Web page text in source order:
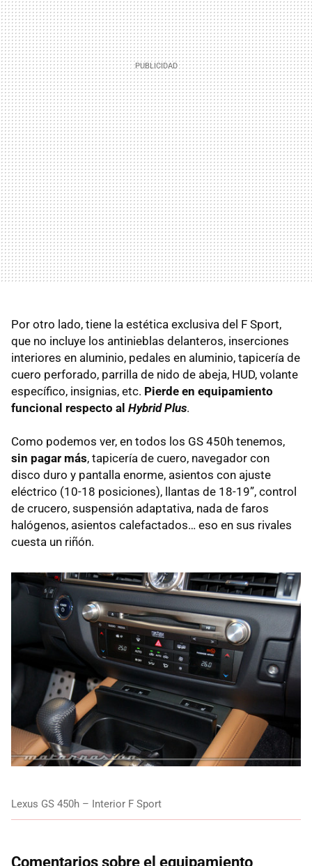
Por otro lado, tiene la estética exclusiva del F Sport,
que no incluye los antinieblas delanteros, inserciones
interiores en aluminio, pedales en aluminio, tapicería de
cuero perforado, parrilla de nido de abeja, HUD, volante
específico, insignias, etc. Pierde en equipamiento
funcional respecto al Hybrid Plus.
Como podemos ver, en todos los GS 450h tenemos,
sin pagar más, tapicería de cuero, navegador con
disco duro y pantalla enorme, asientos con ajuste
eléctrico (10-18 posiciones), llantas de 18-19”, control
de crucero, suspensión adaptativa, nada de faros
halógenos, asientos calefactados… eso en sus rivales
cuesta un riñón.
Lexus GS 450h – Interior F Sport
Comentarios sobre el equipamiento